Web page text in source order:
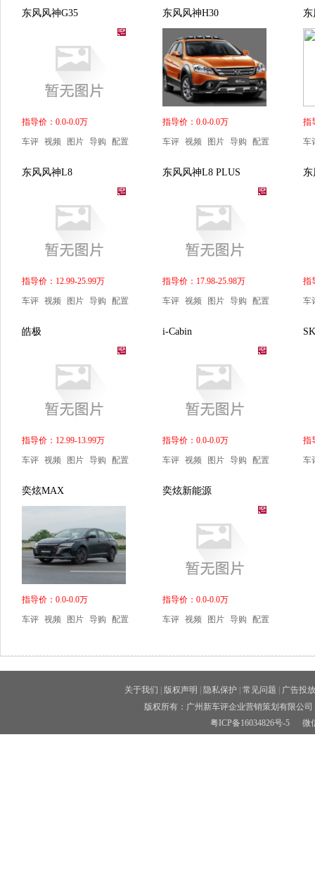
东风风神G35
指导价：0.0-0.0万
车评 视频 图片 导购 配置
东风风神H30
指导价：0.0-0.0万
车评 视频 图片 导购 配置
指
车
东风风神L8
指导价：12.99-25.99万
车评 视频 图片 导购 配置
东风风神L8 PLUS
指导价：17.98-25.98万
车评 视频 图片 导购 配置
指
车
皓极
指导价：12.99-13.99万
车评 视频 图片 导购 配置
i-Cabin
指导价：0.0-0.0万
车评 视频 图片 导购 配置
指
车
奕炫MAX
指导价：0.0-0.0万
车评 视频 图片 导购 配置
奕炫新能源
指导价：0.0-0.0万
车评 视频 图片 导购 配置
关于我们 版权声明 隐私保护 常见问题
广告投放
版权所有：广州新车评企业营销策划有限公
粤ICP备16034826号-5微信